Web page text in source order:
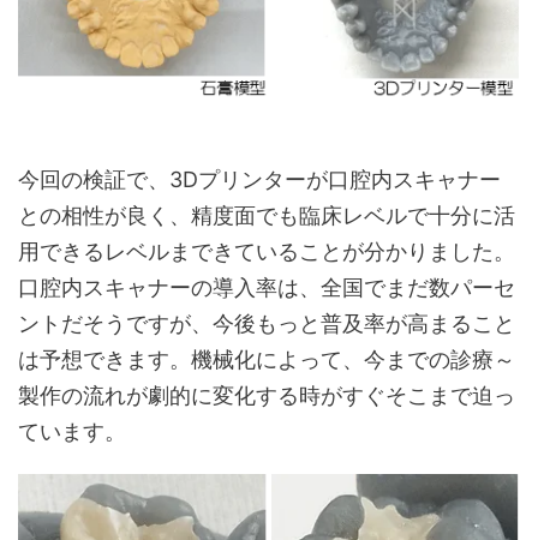
今回の検証で、3Dプリンターが口腔内スキャナー
との相性が良く、精度面でも臨床レベルで十分に活
用できるレベルまできていることが分かりました。
口腔内スキャナーの導入率は、全国でまだ数パーセ
ントだそうですが、今後もっと普及率が高まること
は予想できます。機械化によって、今までの診療～
製作の流れが劇的に変化する時がすぐそこまで迫っ
ています。